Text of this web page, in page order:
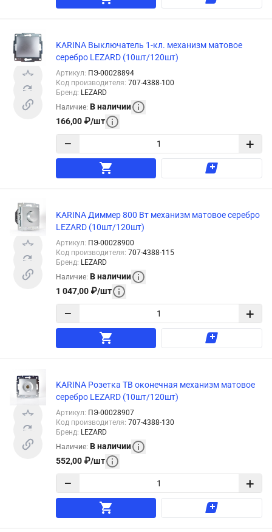
KARINA Выключатель 1-кл. механизм матовое
серебро LEZARD (10шт/120шт)
Артикул: ПЭ-00028894
Код производителя: 707-4388-100
Бренд: LEZARD
Наличие: В наличии
166,00 ₽/шт
− +
KARINA Диммер 800 Вт механизм матовое серебро
LEZARD (10шт/120шт)
Артикул: ПЭ-00028900
Код производителя: 707-4388-115
Бренд: LEZARD
Наличие: В наличии
1 047,00 ₽/шт
− +
KARINA Розетка ТВ оконечная механизм матовое
серебро LEZARD (10шт/120шт)
Артикул: ПЭ-00028907
Код производителя: 707-4388-130
Бренд: LEZARD
Наличие: В наличии
552,00 ₽/шт
− +